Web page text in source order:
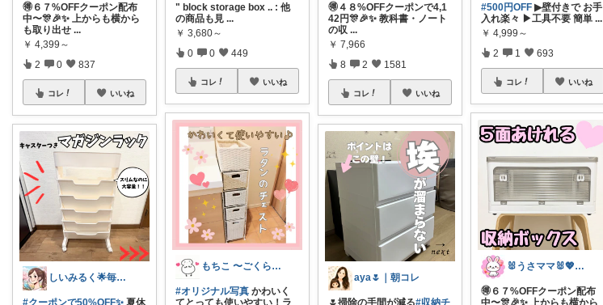
🉐６７%OFFクーポン配布
中〜🎊🎉✨ 上からも横から
も取り出せ ...
￥ 4,399～
2 0 837
コレ いいね
しいみるく🌟毎日全力投稿🌟
#クーポンで50%OFF✨ 夏休
" block storage box .. : 他
の商品も見 ...
￥ 3,680～
0 0 449
コレ いいね
もちこ 〜ごくらく＆かわいい生活♪
#オリジナル写真 かわいく
てとっても使いやすい！ラ
🉐４８%OFFクーポンで4,1
42円🎊🎉✨ 教科書・ノート
の収 ...
￥ 7,966
8 2 1581
コレ いいね
aya🌷｜朝コレ
🌷掃除の手間が減る#収納チ
#500円OFF ▶壁付きで お手
入れ楽々 ▶工具不要 簡単 ...
￥ 4,999～
2 1 693
コレ いいね
🐰うさママ🐰💖キッズ・ママの日常✨
🉐６７%OFFクーポン配布
中〜🎊🎉✨ 上からも横から